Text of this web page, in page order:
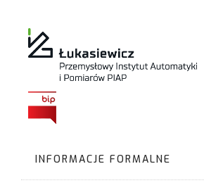
INFORMACJE FORMALNE